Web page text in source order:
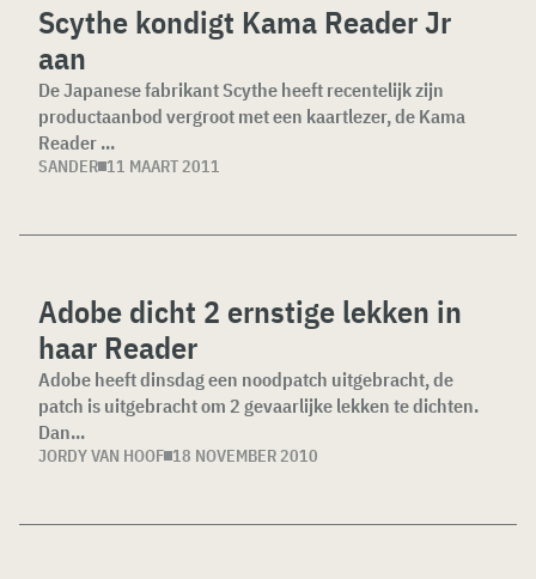
Scythe kondigt Kama Reader Jr
aan
De Japanese fabrikant Scythe heeft recentelijk zijn
productaanbod vergroot met een kaartlezer, de Kama
Reader ...
SANDER 11 MAART 2011
Adobe dicht 2 ernstige lekken in
haar Reader
Adobe heeft dinsdag een noodpatch uitgebracht, de
patch is uitgebracht om 2 gevaarlijke lekken te dichten.
Dan...
JORDY VAN HOOF 18 NOVEMBER 2010